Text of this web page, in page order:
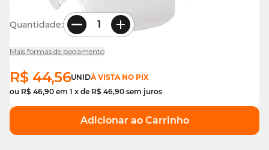
Quantidade:
Mais formas de pagamento
R$ 44,56UNIDÀ VISTA NO PIX
ou R$ 46,90 em 1 x de R$ 46,90 sem juros
Adicionar ao Carrinho